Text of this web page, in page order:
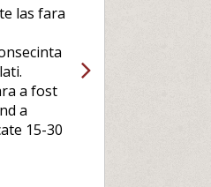
las fara
a fost
a
15-30